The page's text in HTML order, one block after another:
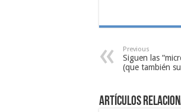
Previous
Siguen las
(que también
Artículos